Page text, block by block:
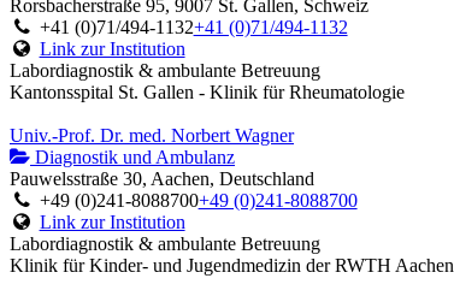
Rorsbacherstraße 95, 9007 St. Gallen, Schweiz
+41 (0)71/494-1132+41 (0)71/494-1132
Link zur Institution
Labordiagnostik & ambulante Betreuung
Kantonsspital St. Gallen - Klinik für Rheumatologie
Univ.-Prof. Dr. med. Norbert Wagner
Diagnostik und Ambulanz
Pauwelsstraße 30, Aachen, Deutschland
+49 (0)241-8088700+49 (0)241-8088700
Link zur Institution
Labordiagnostik & ambulante Betreuung
Klinik für Kinder- und Jugendmedizin der RWTH Aachen